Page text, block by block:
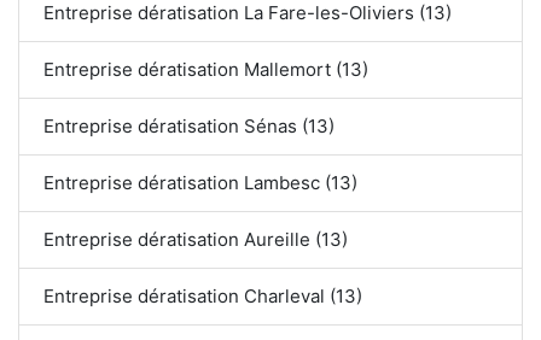
Entreprise dératisation La Fare-les-Oliviers (13)
Entreprise dératisation Mallemort (13)
Entreprise dératisation Sénas (13)
Entreprise dératisation Lambesc (13)
Entreprise dératisation Aureille (13)
Entreprise dératisation Charleval (13)